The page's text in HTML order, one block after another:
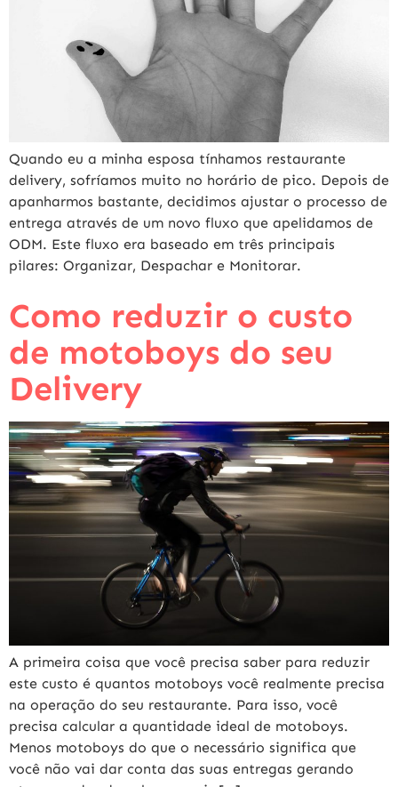
Quando eu a minha esposa tínhamos restaurante
delivery, sofríamos muito no horário de pico. Depois de
apanharmos bastante, decidimos ajustar o processo de
entrega através de um novo fluxo que apelidamos de
ODM. Este fluxo era baseado em três principais
pilares: Organizar, Despachar e Monitorar.
Como reduzir o custo
de motoboys do seu
Delivery
A primeira coisa que você precisa saber para reduzir
este custo é quantos motoboys você realmente precisa
na operação do seu restaurante. Para isso, você
precisa calcular a quantidade ideal de motoboys.
Menos motoboys do que o necessário significa que
você não vai dar conta das suas entregas gerando